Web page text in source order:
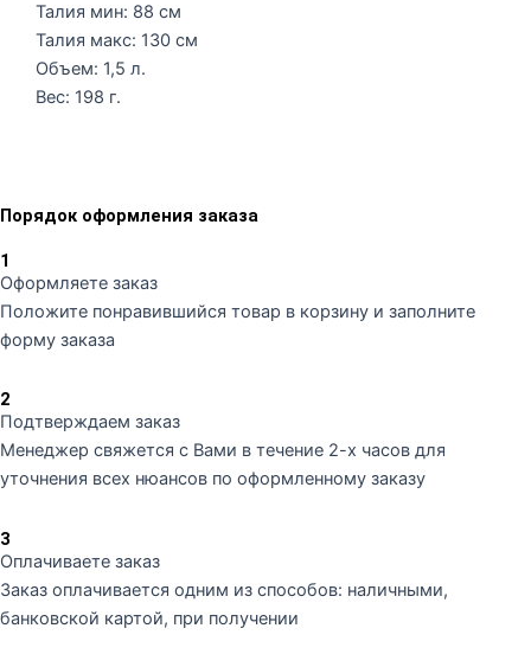
Талия мин: 88 см
Талия макс: 130 см
Объем: 1,5 л.
Вес: 198 г.
Порядок оформления заказа
1
Оформляете заказ
Положите понравившийся товар в корзину и заполните
форму заказа
2
Подтверждаем заказ
Менеджер свяжется с Вами в течение 2-х часов для
уточнения всех нюансов по оформленному заказу
3
Оплачиваете заказ
Заказ оплачивается одним из способов: наличными,
банковской картой, при получении